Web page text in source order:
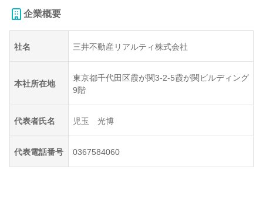
企業概要
社名 三井不動産リアルティ株式会社
本社所在地
東京都千代田区霞が関3-2-5霞が関ビルディング
9階
代表者氏名 児玉 光博
代表電話番号 0367584060